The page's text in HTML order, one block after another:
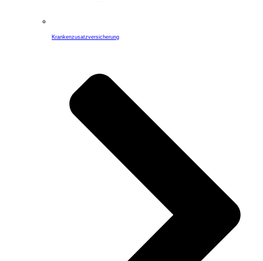
Kranken­zusatzversicherung